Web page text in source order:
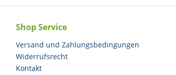
Shop Service
Versand und Zahlungsbedingungen
Widerrufsrecht
Kontakt